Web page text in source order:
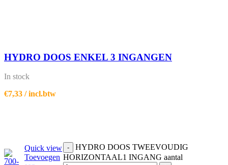
HYDRO DOOS ENKEL 3 INGANGEN
In stock
€7,33 / incl.btw
Quick view
Toevoegen
-
HYDRO DOOS TWEEVOUDIG
HORIZONTAAL1 INGANG aantal